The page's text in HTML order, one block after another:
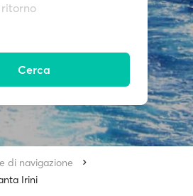
Cerca
di navigazione
Irini